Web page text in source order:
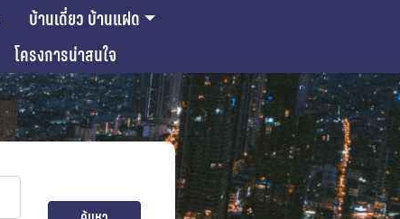
บ้านเดี่ยว บ้านแฝด
โครงการน่าสนใจ